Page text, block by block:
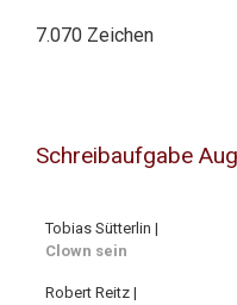
7.070 Zeichen
Schreibaufgabe
Tobias Sütterlin |
Clown sein
Robert Reitz |